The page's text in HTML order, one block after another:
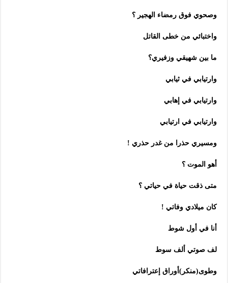
وصحوي فوق رمضاء الهجير ؟
واختبائي من خطى القاتل
ما بين شهيقي وزفيري؟
وارتيابي في ثيابي
وارتيابي في إهابي
وارتيابي في ارتيابي
ومسيري حذرا من غدر حذري !
أهو الموت ؟
متى ذقت حياة في حياتي ؟
كان ميلادي وفاتي !
أنا في أول شوط
لف صوتي ألف سوط
وطوى(منكر)أوراق إعترافاتي